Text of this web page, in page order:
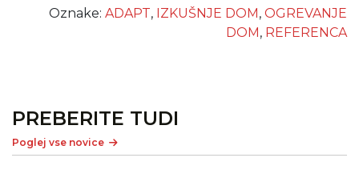
Oznake: ADAPT, IZKUŠNJE DOM , OGREVANJE
DOM , REFERENCA
PREBERITE TUDI
Poglej vse novice